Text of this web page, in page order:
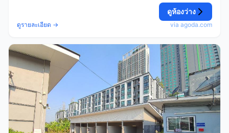
ดูรายละเอียด →
ดูห้องว่าง
via agoda.com